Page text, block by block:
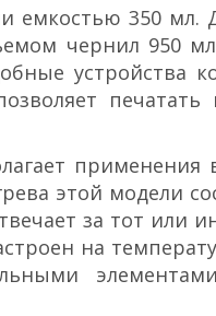
емкостью 350 мл.
чернил 950
устройства
печатать
применения
этой модели
за тот или
на